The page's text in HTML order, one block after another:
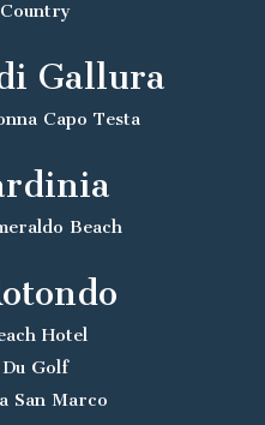
Gallura
Capo Testa
Beach
Hotel
Golf
San Marco